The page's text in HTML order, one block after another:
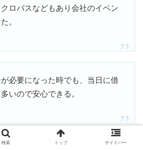
ロバスなどもあり会社のイベン
。
必要になった時でも、当日に借
いので安心できる。
り
検索 トップ サイドバー